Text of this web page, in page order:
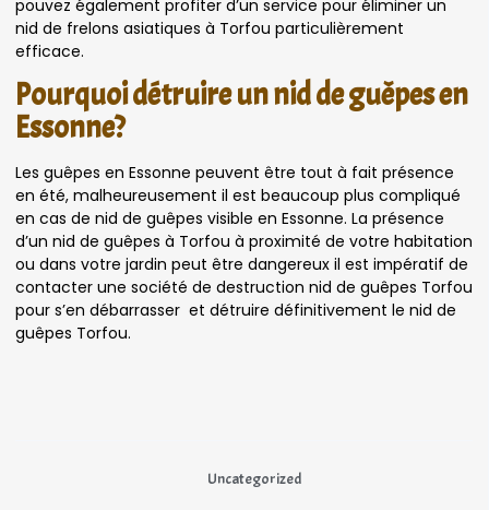
pouvez également profiter d’un service pour éliminer un
nid de frelons asiatiques à Torfou particulièrement
efficace.
Pourquoi détruire un nid de guêpes en
Essonne?
Les guêpes en Essonne peuvent être tout à fait présence
en été, malheureusement il est beaucoup plus compliqué
en cas de nid de guêpes visible en Essonne. La présence
d’un nid de guêpes à Torfou à proximité de votre habitation
ou dans votre jardin peut être dangereux il est impératif de
contacter une société de destruction nid de guêpes Torfou
pour s’en débarrasser et détruire définitivement le nid de
guêpes Torfou.
Uncategorized